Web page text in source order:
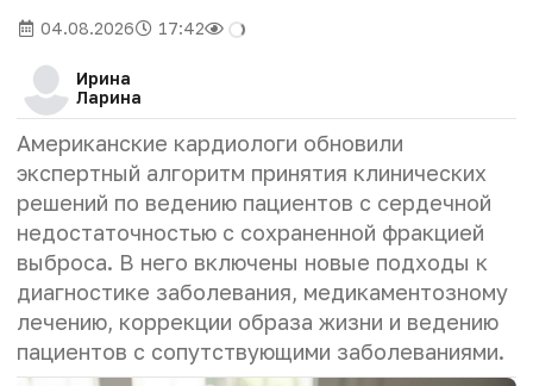
04.08.2026 17:42
Ирина
Ларина
Американские кардиологи обновили
экспертный алгоритм принятия клинических
решений по ведению пациентов с сердечной
недостаточностью с сохраненной фракцией
выброса. В него включены новые подходы к
диагностике заболевания, медикаментозному
лечению, коррекции образа жизни и ведению
пациентов с сопутствующими заболеваниями.